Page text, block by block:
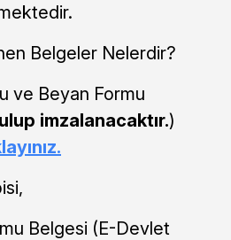
Belgeler Nelerdir?
ve Beyan Formu
imzalanacaktır.)
Belgesi (E-Devlet